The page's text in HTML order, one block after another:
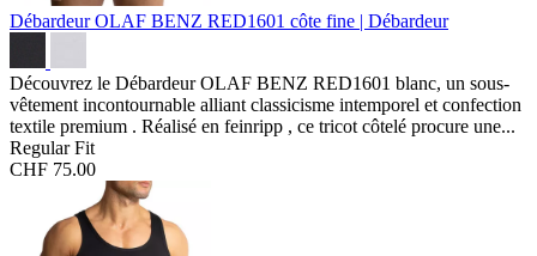
Débardeur OLAF BENZ RED1601 côte fine | Débardeur
Découvrez le Débardeur OLAF BENZ RED1601 blanc, un sous-
vêtement incontournable alliant classicisme intemporel et confection
textile premium . Réalisé en feinripp , ce tricot côtelé procure une...
Regular Fit
CHF 75.00